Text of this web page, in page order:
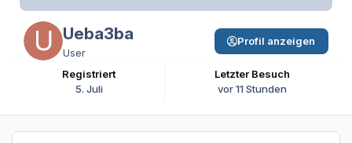
Ueba3ba
User
Registriert
5. Juli
Letzter Besuch
vor 11 Stunden
Profil anzeigen